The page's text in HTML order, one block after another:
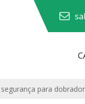
segurança para